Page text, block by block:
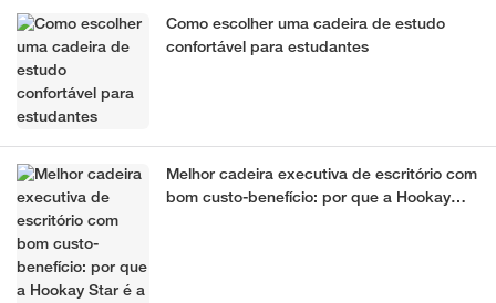
Como escolher uma cadeira de estudo
confortável para estudantes
Melhor cadeira executiva de escritório com
bom custo-benefício: por que a Hookay